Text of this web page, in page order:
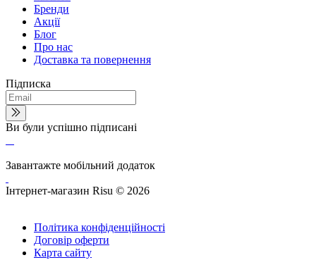
Бренди
Акції
Блог
Про нас
Доставка та повернення
Підписка
Ви були успішно підписані
Завантажте мобільний додаток
Інтернет-магазин Risu © 2026
Політика конфіденційності
Договір оферти
Карта сайту